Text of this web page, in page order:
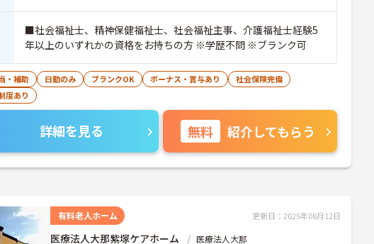
■社会福祉士、精神保健福祉士、社会福祉主事、介護福祉士経験5
年以上のいずれかの資格をお持ちの方 ※学歴不問 ※ブランク可
・補助 日勤のみ ブランクOK ボーナス・賞与あり
社会保険完備
度あり
詳細を見る 無料 紹介してもらう
有料老人ホーム 更新日：2025年08月12日
医療法人大那紫塚ケアホーム 医療法人大那